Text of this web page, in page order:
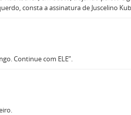
consta a assinatura de Juscelino
Continue com ELE”.